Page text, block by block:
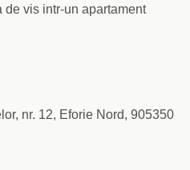
vis intr-un apartament
nr. 12, Eforie Nord, 905350